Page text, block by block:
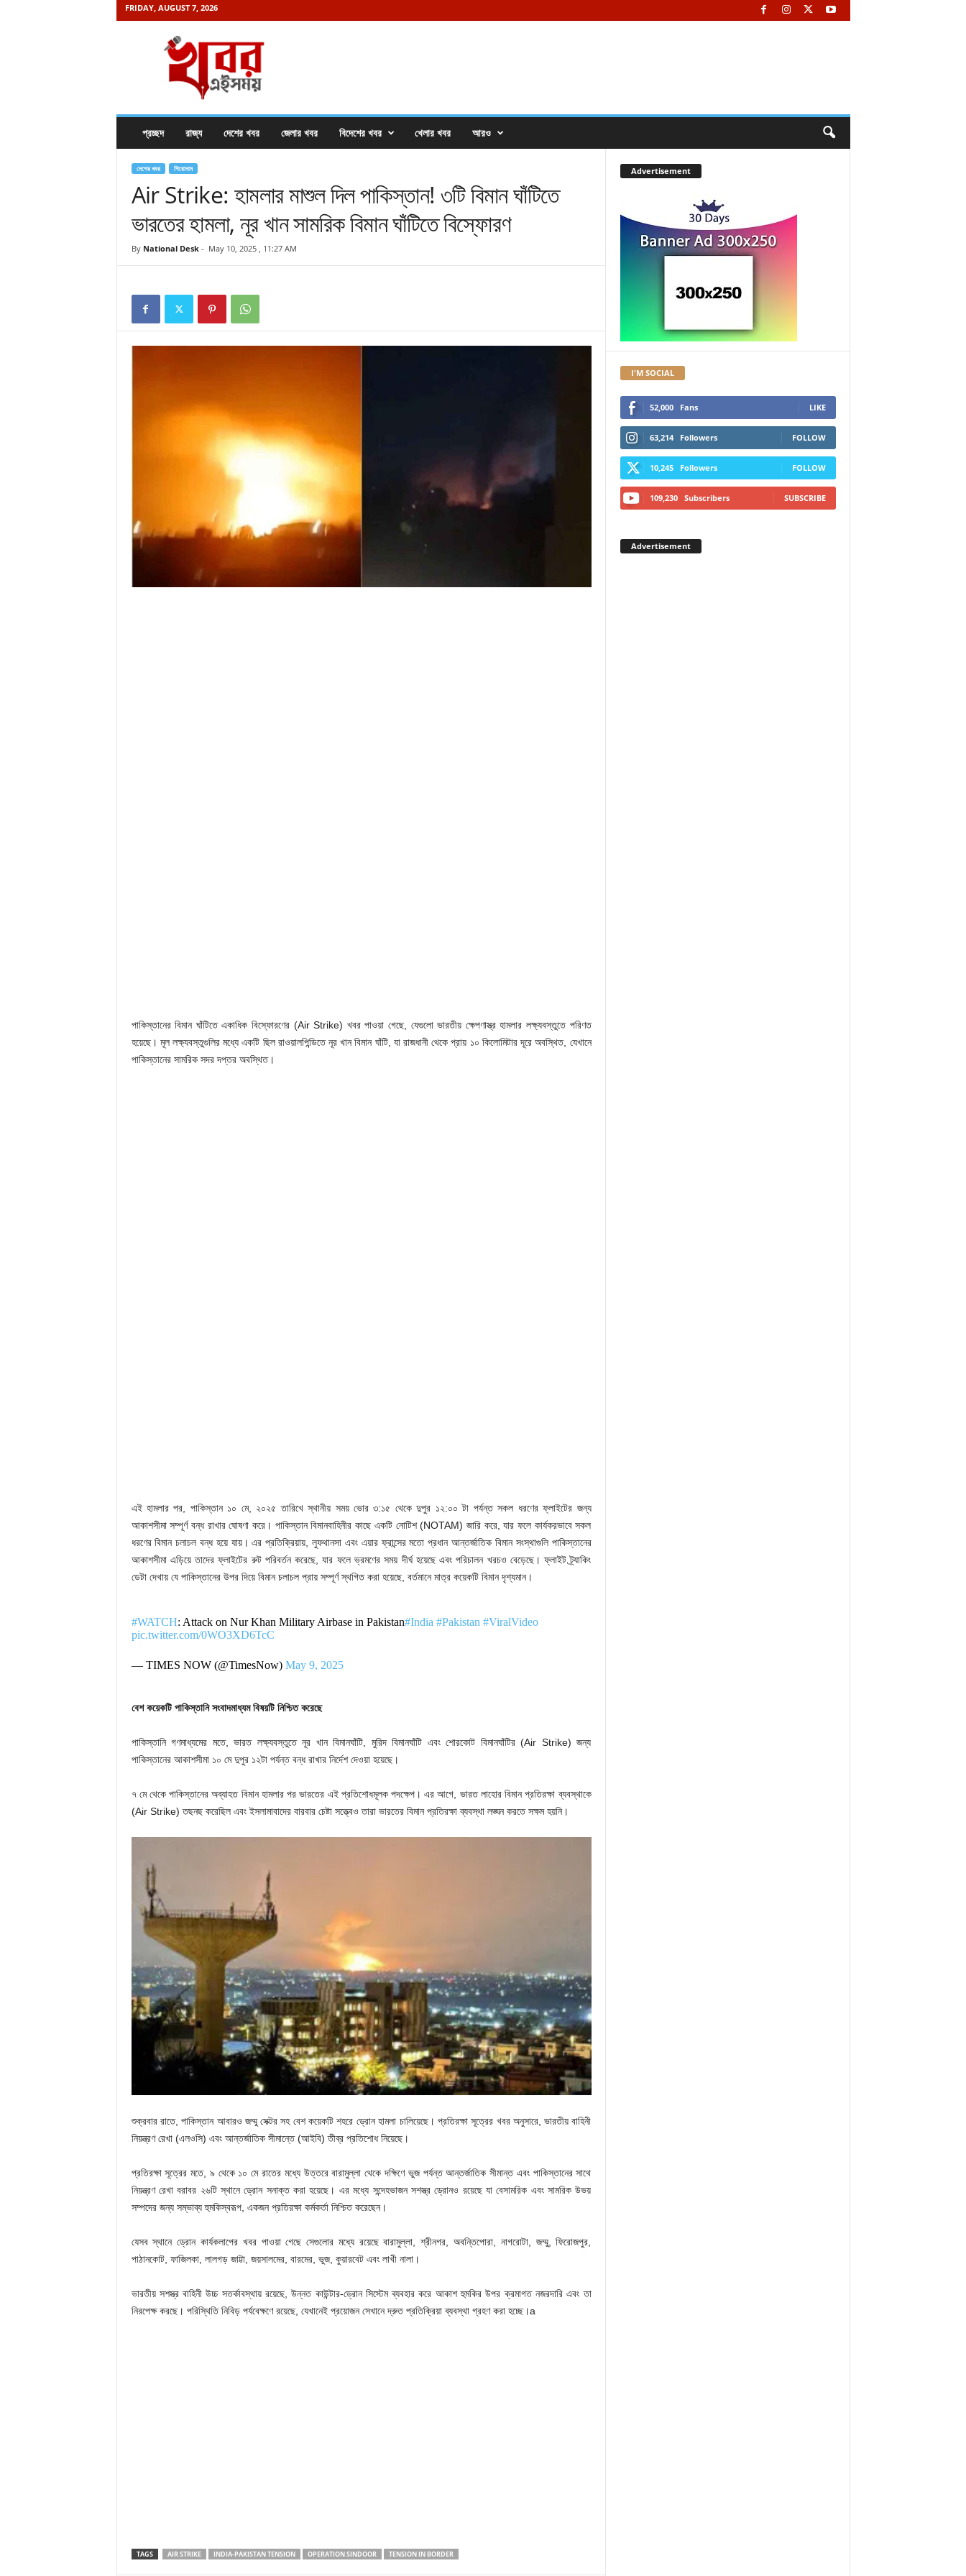
FRIDAY, AUGUST 7, 2026
প্রচ্ছদ রাজ্য দেশের খবর জেলার খবর বিদেশের খবর খেলার খবর আরও
দেশের খবর শিরোনাম
Air Strike: হামলার মাশুল দিল পাকিস্তান! ৩টি বিমান ঘাঁটিতে
ভারতের হামলা, নূর খান সামরিক বিমান ঘাঁটিতে বিস্ফোরণ
By National Desk- May 10, 2025 , 11:27 AM
পাকিস্তানের বিমান ঘাঁটিতে একাধিক বিস্ফোরণের (Air Strike) খবর পাওয়া গেছে, যেগুলো ভারতীয় ক্ষেপণাস্ত্র হামলার লক্ষ্যবস্তুতে পরিণত
হয়েছে। মূল লক্ষ্যবস্তুগুলির মধ্যে একটি ছিল রাওয়ালপিন্ডিতে নূর খান বিমান ঘাঁটি, যা রাজধানী থেকে প্রায় ১০ কিলোমিটার দূরে অবস্থিত, যেখানে
পাকিস্তানের সামরিক সদর দপ্তর অবস্থিত।
এই হামলার পর, পাকিস্তান ১০ মে, ২০২৫ তারিখে স্থানীয় সময় ভোর ৩:১৫ থেকে দুপুর ১২:০০ টা পর্যন্ত সকল ধরণের ফ্লাইটের জন্য
আকাশসীমা সম্পূর্ণ বন্ধ রাখার ঘোষণা করে। পাকিস্তান বিমানবাহিনীর কাছে একটি নোটিশ (NOTAM) জারি করে, যার ফলে কার্যকরভাবে সকল
ধরণের বিমান চলাচল বন্ধ হয়ে যায়। এর প্রতিক্রিয়ায়, লুফথানসা এবং এয়ার ফ্রান্সের মতো প্রধান আন্তর্জাতিক বিমান সংস্থাগুলি পাকিস্তানের
আকাশসীমা এড়িয়ে তাদের ফ্লাইটের রুট পরিবর্তন করেছে, যার ফলে ভ্রমণের সময় দীর্ঘ হয়েছে এবং পরিচালন খরচও বেড়েছে। ফ্লাইট ট্র্যাকিং
ডেটা দেখায় যে পাকিস্তানের উপর দিয়ে বিমান চলাচল প্রায় সম্পূর্ণ স্থগিত করা হয়েছে, বর্তমানে মাত্র কয়েকটি বিমান দৃশ্যমান।
#WATCH: Attack on Nur Khan Military Airbase in Pakistan#India #Pakistan #ViralVideo
pic.twitter.com/0WO3XD6TcC
— TIMES NOW (@TimesNow) May 9, 2025
বেশ কয়েকটি পাকিস্তানি সংবাদমাধ্যম বিষয়টি নিশ্চিত করেছে
পাকিস্তানি গণমাধ্যমের মতে, ভারত লক্ষ্যবস্তুতে নূর খান বিমানঘাঁটি, মুরিদ বিমানঘাঁটি এবং শোরকোট বিমানঘাঁটির (Air Strike) জন্য
পাকিস্তানের আকাশসীমা ১০ মে দুপুর ১২টা পর্যন্ত বন্ধ রাখার নির্দেশ দেওয়া হয়েছে।
৭ মে থেকে পাকিস্তানের অব্যাহত বিমান হামলার পর ভারতের এই প্রতিশোধমূলক পদক্ষেপ। এর আগে, ভারত লাহোর বিমান প্রতিরক্ষা ব্যবস্থাকে
(Air Strike) তছনছ করেছিল এবং ইসলামাবাদের বারবার চেষ্টা সত্ত্বেও তারা ভারতের বিমান প্রতিরক্ষা ব্যবস্থা লঙ্ঘন করতে সক্ষম হয়নি।
শুক্রবার রাতে, পাকিস্তান আবারও জম্মু সেক্টর সহ বেশ কয়েকটি শহরে ড্রোন হামলা চালিয়েছে। প্রতিরক্ষা সূত্রের খবর অনুসারে, ভারতীয় বাহিনী
নিয়ন্ত্রণ রেখা (এলওসি) এবং আন্তর্জাতিক সীমান্তে (আইবি) তীব্র প্রতিশোধ নিয়েছে।
প্রতিরক্ষা সূত্রের মতে, ৯ থেকে ১০ মে রাতের মধ্যে উত্তরে বারামুল্লা থেকে দক্ষিণে ভুজ পর্যন্ত আন্তর্জাতিক সীমান্ত এবং পাকিস্তানের সাথে
নিয়ন্ত্রণ রেখা বরাবর ২৬টি স্থানে ড্রোন সনাক্ত করা হয়েছে। এর মধ্যে সন্দেহভাজন সশস্ত্র ড্রোনও রয়েছে যা বেসামরিক এবং সামরিক উভয়
সম্পদের জন্য সম্ভাব্য হুমকিস্বরূপ, একজন প্রতিরক্ষা কর্মকর্তা নিশ্চিত করেছেন।
যেসব স্থানে ড্রোন কার্যকলাপের খবর পাওয়া গেছে সেগুলোর মধ্যে রয়েছে বারামুল্লা, শ্রীনগর, অবন্তিপোরা, নাগরোটা, জম্মু, ফিরোজপুর,
পাঠানকোট, ফাজিলকা, লালগড় জাট্টা, জয়সালমের, বারমের, ভুজ, কুয়ারবেট এবং লাখী নালা।
ভারতীয় সশস্ত্র বাহিনী উচ্চ সতর্কাবস্থায় রয়েছে, উন্নত কাউন্টার-ড্রোন সিস্টেম ব্যবহার করে আকাশ হুমকির উপর ক্রমাগত নজরদারি এবং তা
নিরপেক্ষ করছে। পরিস্থিতি নিবিড় পর্যবেক্ষণে রয়েছে, যেখানেই প্রয়োজন সেখানে দ্রুত প্রতিক্রিয়া ব্যবস্থা গ্রহণ করা হচ্ছে।a
TAGS AIR STRIKE INDIA-PAKISTAN TENSION OPERATION SINDOOR TENSION IN BORDER
Advertisement
I'M SOCIAL
52,000 Fans LIKE
63,214 Followers FOLLOW
10,245 Followers FOLLOW
109,230 Subscribers SUBSCRIBE
Advertisement